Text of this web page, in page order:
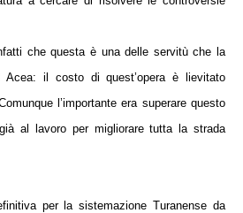
che questa è una delle servitù che la
Acea: il costo di quest’opera è lievitato
l’importante era superare questo
al lavoro per migliorare tutta la strada
per la sistemazione Turanense da